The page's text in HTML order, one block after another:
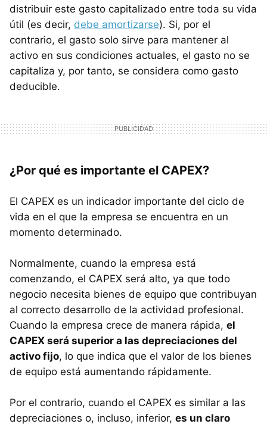
distribuir este gasto capitalizado entre toda su vida
útil (es decir, debe amortizarse). Si, por el
contrario, el gasto solo sirve para mantener al
activo en sus condiciones actuales, el gasto no se
capitaliza y, por tanto, se considera como gasto
deducible.
¿Por qué es importante el CAPEX?
El CAPEX es un indicador importante del ciclo de
vida en el que la empresa se encuentra en un
momento determinado.
Normalmente, cuando la empresa está
comenzando, el CAPEX será alto, ya que todo
negocio necesita bienes de equipo que contribuyan
al correcto desarrollo de la actividad profesional.
Cuando la empresa crece de manera rápida, el
CAPEX será superior a las depreciaciones del
activo fijo, lo que indica que el valor de los bienes
de equipo está aumentando rápidamente.
Por el contrario, cuando el CAPEX es similar a las
depreciaciones o, incluso, inferior, es un claro